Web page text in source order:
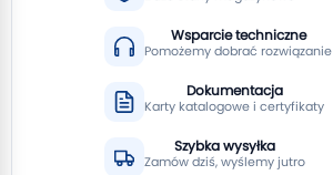
Wsparcie techniczne
Pomożemy dobrać rozwiązanie
Dokumentacja
Karty katalogowe i certyfikaty
Szybka wysyłka
Zamów dziś, wyślemy jutro